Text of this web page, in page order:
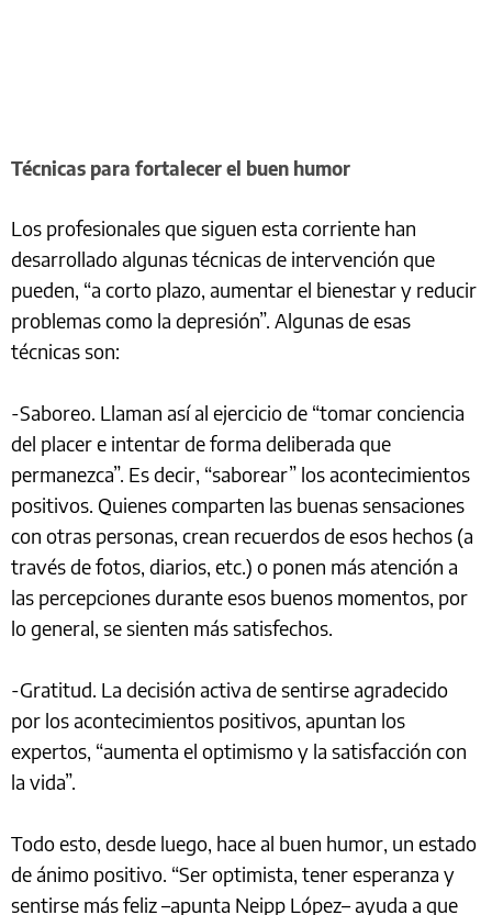
Técnicas para fortalecer el buen humor
Los profesionales que siguen esta corriente han
desarrollado algunas técnicas de intervención que
pueden, “a corto plazo, aumentar el bienestar y reducir
problemas como la depresión”. Algunas de esas
técnicas son:
-Saboreo. Llaman así al ejercicio de “tomar conciencia
del placer e intentar de forma deliberada que
permanezca”. Es decir, “saborear” los acontecimientos
positivos. Quienes comparten las buenas sensaciones
con otras personas, crean recuerdos de esos hechos (a
través de fotos, diarios, etc.) o ponen más atención a
las percepciones durante esos buenos momentos, por
lo general, se sienten más satisfechos.
-Gratitud. La decisión activa de sentirse agradecido
por los acontecimientos positivos, apuntan los
expertos, “aumenta el optimismo y la satisfacción con
la vida”.
Todo esto, desde luego, hace al buen humor, un estado
de ánimo positivo. “Ser optimista, tener esperanza y
sentirse más feliz –apunta Neipp López– ayuda a que